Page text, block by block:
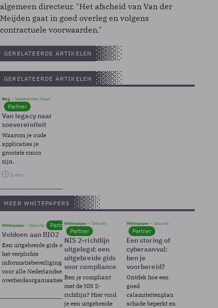
algemeen directeur. "Het afscheid van Van der
Meijden gaat in goed overleg en volgens
contractuele voorwaarden."
GERELATEERDE ARTIKELEN
GERELATEERDE ARTIKELEN
Blog Soevereinteit, Cloud
Partner
Van legacy naar
soevereiniteit
Waarom je oude
applicaties je
grootste risico
zijn.
1 min
MEER WHITEPAPERS
Whitepaper Security Partner
Voldoen aan BIO2
Een uitgebreide gids over BIO2,
het verplichte
informatiebeveiligingsframework
voor alle Nederlandse
overheidsorganisaties.
Whitepaper Security
Partner
NIS 2-richtlijn
uitgelegd: een
uitgebreide gids
voor compliance
Ben je compliant
met de NIS 2-
richtlijn? Hier vind
je een uitgebreide
Whitepaper Security
Partner
Een storing of
cyberaanval:
ben je
voorbereid?
Ontdek hoe een
goed
calamiteitenplan
schade beperkt en